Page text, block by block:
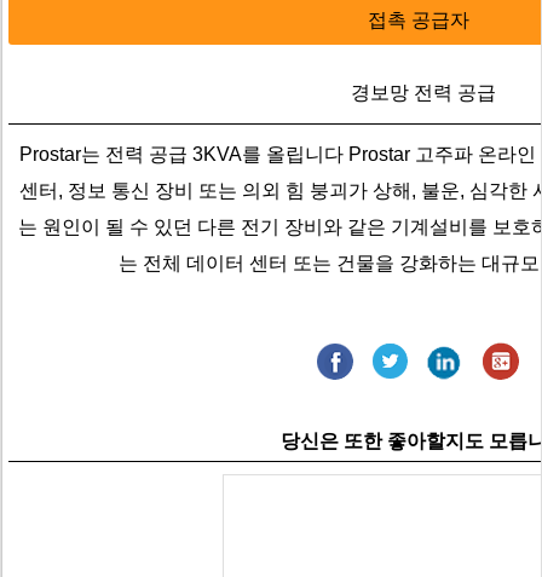
접촉 공급자
경보망 전력 공급
Prostar는 전력 공급 3KVA를 올립니다 Prostar 고주파 온라
센터, 정보 통신 장비 또는 의외 힘 붕괴가 상해, 불운, 심각한
는 원인이 될 수 있던 다른 전기 장비와 같은 기계설비를 보
는 전체 데이터 센터 또는 건물을 강화하는 대규
당신은 또한 좋아할지도 모릅